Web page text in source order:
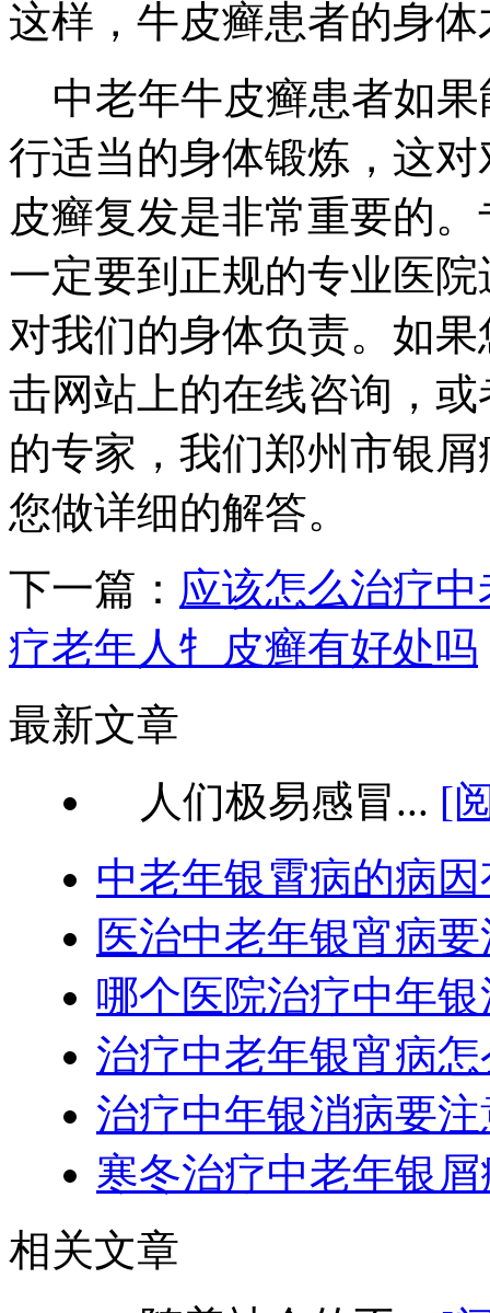
这样，牛皮癣患者的身
中老年牛皮癣患者如果
行适当的身体锻炼，这
皮癣复发是非常重要的
一定要到正规的专业医
对我们的身体负责。如
击网站上的在线咨询，或
的专家，我们郑州市银
您做详细的解答。
下一篇： 应该怎么治疗
疗老年人牜皮癣有好处吗
最新文章
人们极易感冒... [
中老年银霄病的病
医治中老年银宵病
哪个医院治疗中年
治疗中老年银宵病
治疗中年银消病要
寒冬治疗中老年银
相关文章